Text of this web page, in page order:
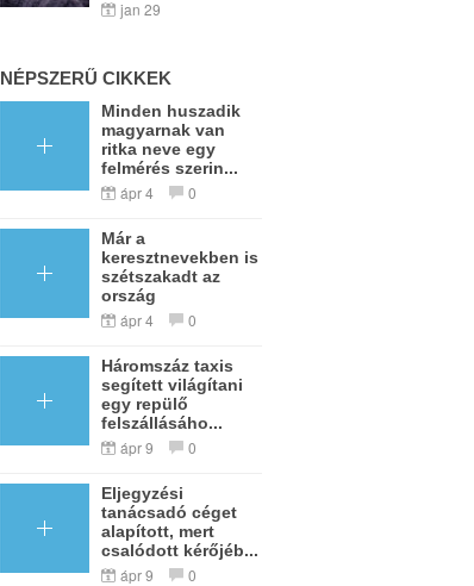
jan 29
NÉPSZERŰ CIKKEK
Minden huszadik
magyarnak van
ritka neve egy
felmérés szerin...
ápr 4 0
Már a
keresztnevekben is
szétszakadt az
ország
ápr 4 0
Háromszáz taxis
segített világítani
egy repülő
felszállásáho...
ápr 9 0
Eljegyzési
tanácsadó céget
alapított, mert
csalódott kérőjéb...
ápr 9 0